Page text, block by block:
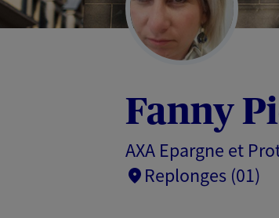
Fanny
AXA Epargne et
Replonges (01)